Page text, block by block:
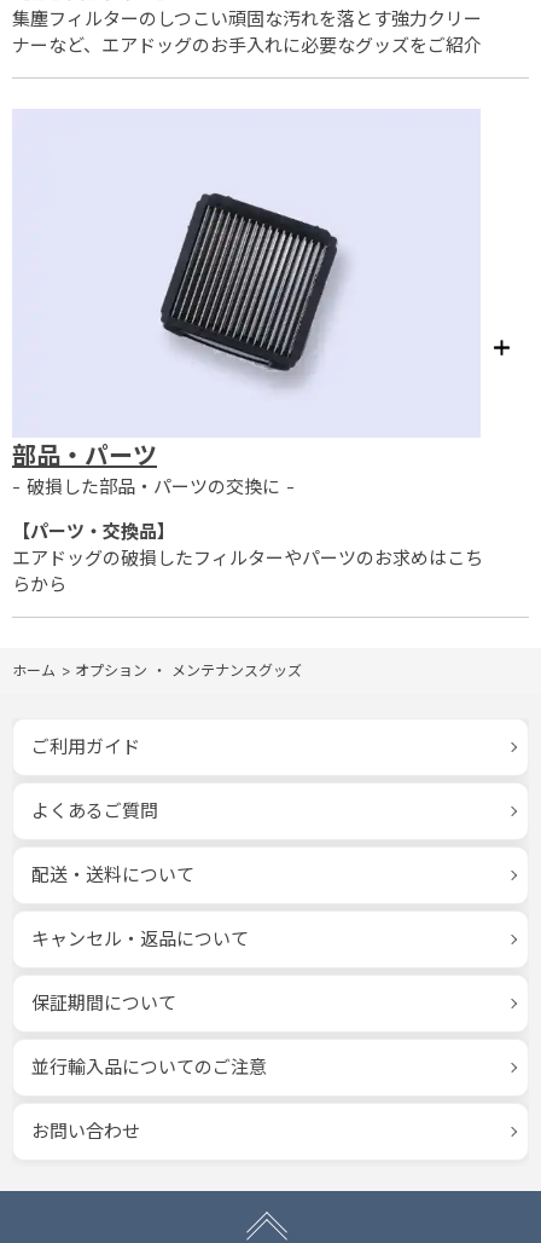
集塵フィルターのしつこい頑固な汚れを落とす強力クリー
ナーなど、エアドッグのお手入れに必要なグッズをご紹介
部品・パーツ
- 破損した部品・パーツの交換に -
【パーツ・交換品】
エアドッグの破損したフィルターやパーツのお求めはこち
らから
ホーム > オプション ・ メンテナンスグッズ
ご利用ガイド
よくあるご質問
配送・送料について
キャンセル・返品について
保証期間について
並行輸入品についてのご注意
お問い合わせ